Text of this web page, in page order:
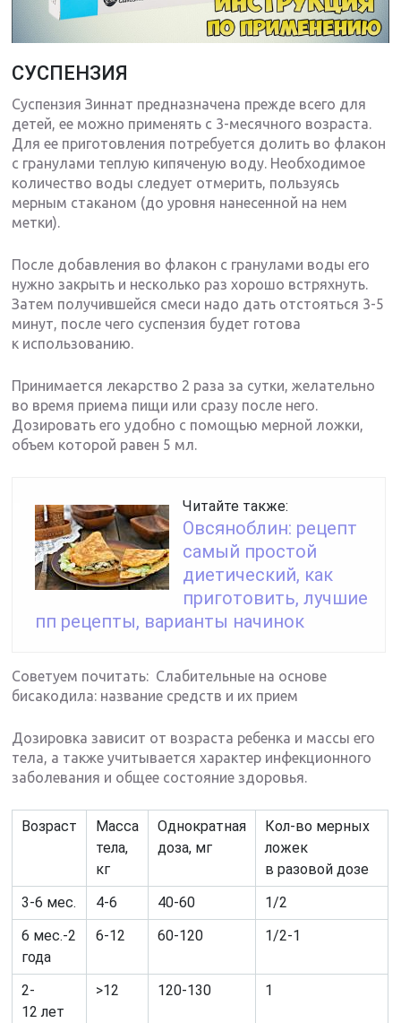
СУСПЕНЗИЯ
Суспензия Зиннат предназначена прежде всего для
детей, ее можно применять с 3-месячного возраста.
Для ее приготовления потребуется долить во флакон
с гранулами теплую кипяченую воду. Необходимое
количество воды следует отмерить, пользуясь
мерным стаканом (до уровня нанесенной на нем
метки).
После добавления во флакон с гранулами воды его
нужно закрыть и несколько раз хорошо встряхнуть.
Затем получившейся смеси надо дать отстояться 3-5
минут, после чего суспензия будет готова
к использованию.
Принимается лекарство 2 раза за сутки, желательно
во время приема пищи или сразу после него.
Дозировать его удобно с помощью мерной ложки,
объем которой равен 5 мл.
Читайте также:
Овсяноблин: рецепт
самый простой
диетический, как
приготовить, лучшие
пп рецепты, варианты начинок
Советуем почитать: Слабительные на основе
бисакодила: название средств и их прием
Дозировка зависит от возраста ребенка и массы его
тела, а также учитывается характер инфекционного
заболевания и общее состояние здоровья.
Возраст
Масса
тела,
кг
Однократная
доза, мг
Кол-во мерных
ложек
в разовой дозе
3-6 мес.
4-6 40-60
1/2
6 мес.-2
года
6-12 60-120 1/2-1
2-
12 лет
>12 120-130 1